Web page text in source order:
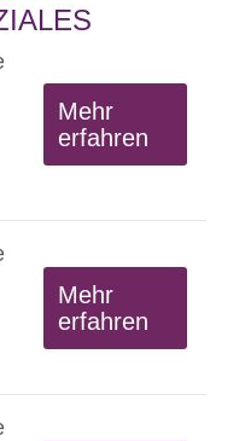
Mehr
erfahren
Mehr
erfahren